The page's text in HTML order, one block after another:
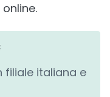
italiana e